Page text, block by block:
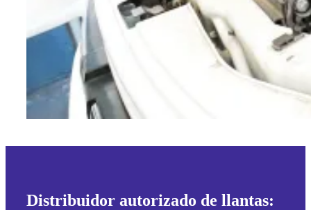
Distribuidor autorizado de llantas: